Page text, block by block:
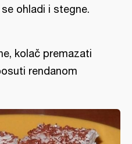
ohladi i stegne.
kolač premazati
rendanom